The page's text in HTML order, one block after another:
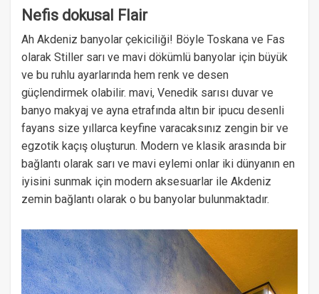
Nefis dokusal Flair
Ah Akdeniz banyolar çekiciliği! Böyle Toskana ve Fas
olarak Stiller sarı ve mavi dökümlü banyolar için büyük
ve bu ruhlu ayarlarında hem renk ve desen
güçlendirmek olabilir. mavi, Venedik sarısı duvar ve
banyo makyaj ve ayna etrafında altın bir ipucu desenli
fayans size yıllarca keyfine varacaksınız zengin bir ve
egzotik kaçış oluşturun. Modern ve klasik arasında bir
bağlantı olarak sarı ve mavi eylemi onlar iki dünyanın en
iyisini sunmak için modern aksesuarlar ile Akdeniz
zemin bağlantı olarak o bu banyolar bulunmaktadır.